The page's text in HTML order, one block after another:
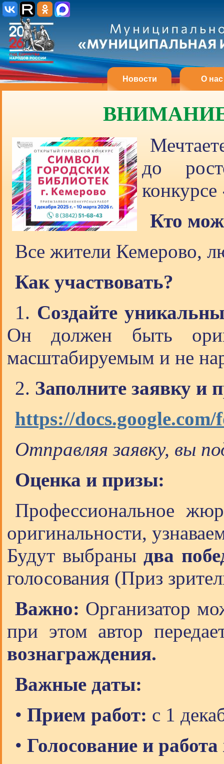
Новости О нас
ВНИМАНИЕ,
до
конкурсе
Кто
Все жители Кемерово,
Как участвовать?
1. Создайте
Он должен быть
масштабируемым и не
2. Заполните заявку и
https://
Отправляя заявку, вы
Оценка и призы:
Профессиональное
оригинальности,
Будут выбраныдва
голосования (Приз
Важно: Организатор
при этом автор
вознаграждения.
Важные даты:
• Прием работ: с 1
• Голосование и